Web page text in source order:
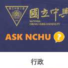
行政